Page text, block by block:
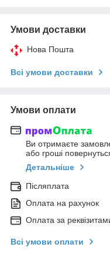
Умови доставки
Нова Пошта
Всі умови доставки
Умови оплати
Ви отримаєте
або гроші
Детальніше
Післяплата
Оплата на рахунок
Оплата за
Всі умови оплати